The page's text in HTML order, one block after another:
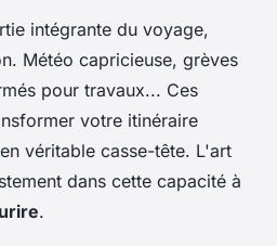
intégrante du voyage,
Météo capricieuse, grèves
pour travaux... Ces
votre itinéraire
véritable casse-tête. L'art
dans cette capacité à
.